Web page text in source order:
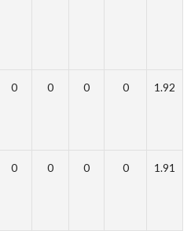
0 0 0 0 1.92
0 0 0 0 1.91